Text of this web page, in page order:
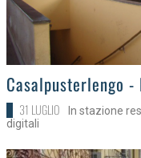
>
Casalpusterlengo
31 LUGLIO
In stazione
digitali